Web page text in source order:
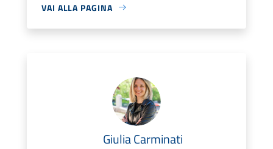
VAI ALLA PAGINA
Giulia Carminati